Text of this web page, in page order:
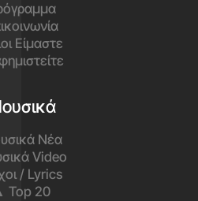
Είμαστε
Νέα
Video
/ Lyrics
Top 20